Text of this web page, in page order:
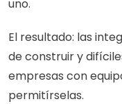
uno.
El resultado: las
de construir y
empresas con
permitírselas.